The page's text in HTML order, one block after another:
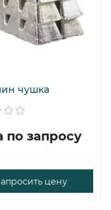
чушка
по запросу
цену